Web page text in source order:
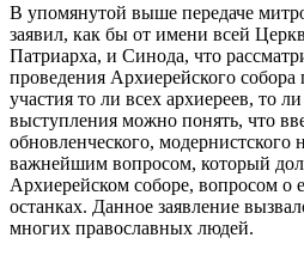
В упомянутой выше передаче
заявил, как бы от имени всей
Патриарха, и Синода, что
проведения Архиерейского
участия то ли всех архиереев, то
выступления можно понять, что
обновленческого, модернистского
важнейшим вопросом, который
Архиерейском соборе, вопросом о
останках. Данное заявление
многих православных людей.